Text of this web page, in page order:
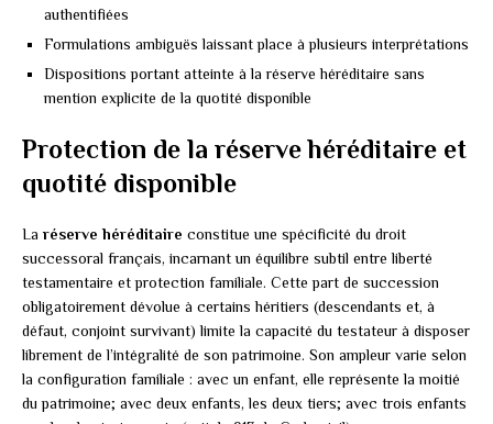
authentifiées
Formulations ambiguës laissant place à plusieurs interprétations
Dispositions portant atteinte à la réserve héréditaire sans
mention explicite de la quotité disponible
Protection de la réserve héréditaire et
quotité disponible
La réserve héréditaire constitue une spécificité du droit
successoral français, incarnant un équilibre subtil entre liberté
testamentaire et protection familiale. Cette part de succession
obligatoirement dévolue à certains héritiers (descendants et, à
défaut, conjoint survivant) limite la capacité du testateur à disposer
librement de l’intégralité de son patrimoine. Son ampleur varie selon
la configuration familiale : avec un enfant, elle représente la moitié
du patrimoine; avec deux enfants, les deux tiers; avec trois enfants